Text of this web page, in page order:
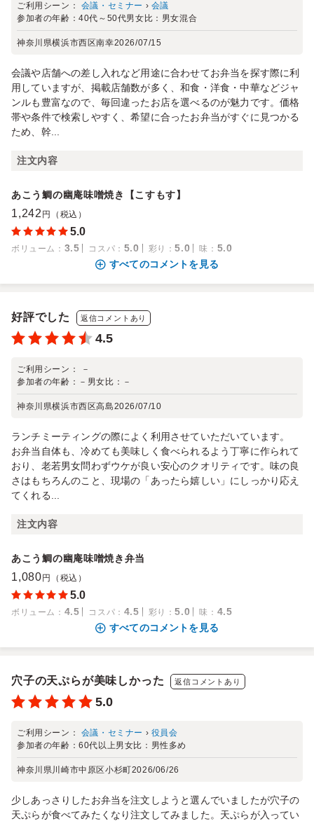
ご利用シーン： 会議・セミナー › 会議
参加者の年齢：40代～50代男女比： 男女混合
神奈川県横浜市西区南幸2026/07/15
会議や店舗への差し入れなど用途に合わせてお弁当を探す際に利
用していますが、掲載店舗数が多く、和食・洋食・中華などジャ
ンルも豊富なので、毎回違ったお店を選べるのが魅力です。価格
帯や条件で検索しやすく、希望に合ったお弁当がすぐに見つかる
ため、幹...
注文内容
あこう鯛の幽庵味噌焼き【こすもす】
1,242 円（税込）
5.0
ボリューム ： 3.5 コスパ ： 5.0 彩り ：5.0 味 ： 5.0
すべてのコメントを見る
好評でした 返信コメントあり
4.5
ご利用シーン：
－
参加者の年齢： － 男女比： －
神奈川県横浜市西区高島2026/07/10
ランチミーティングの際によく利用させていただいています。
お弁当自体も、冷めても美味しく食べられるよう丁寧に作られて
おり、老若男女問わずウケが良い安心のクオリティです。味の良
さはもちろんのこと、現場の「あったら嬉しい」にしっかり応え
てくれる...
注文内容
あこう鯛の幽庵味噌焼き弁当
1,080 円（税込）
5.0
ボリューム ： 4.5 コスパ ： 4.5 彩り ：5.0 味 ： 4.5
すべてのコメントを見る
穴子の天ぷらが美味しかった 返信コメントあり
5.0
ご利用シーン： 会議・セミナー › 役員会
参加者の年齢：60代以上男女比： 男性多め
神奈川県川崎市中原区小杉町2026/06/26
少しあっさりしたお弁当を注文しようと選んでいましたが穴子の
天ぷらが食べてみたくなり注文してみました。天ぷらが入ってい